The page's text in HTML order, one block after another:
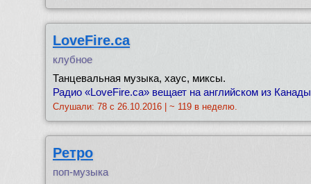
LoveFire.ca
клубное
Танцевальная музыка, хаус, миксы.
Радио «LoveFire.ca» вещает на английском из
Слушали: 78 с 26.10.2016 | ~ 119 в неделю.
Ретро
поп-музыка